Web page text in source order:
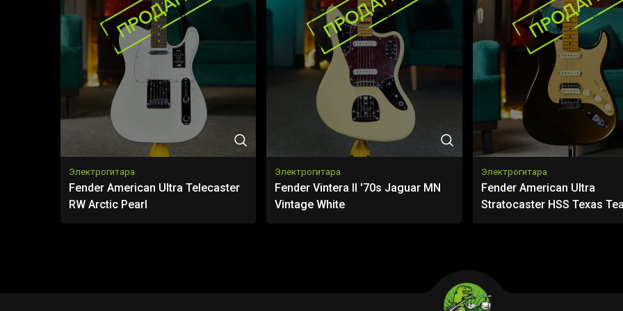
Электрогитара
Fender American Ultra Telecaster
RW Arctic Pearl
Электрогитара
Fender Vintera II '70s Jaguar MN
Vintage White
Электрогитара
Fender American Ultra
Stratocaster HSS Texas